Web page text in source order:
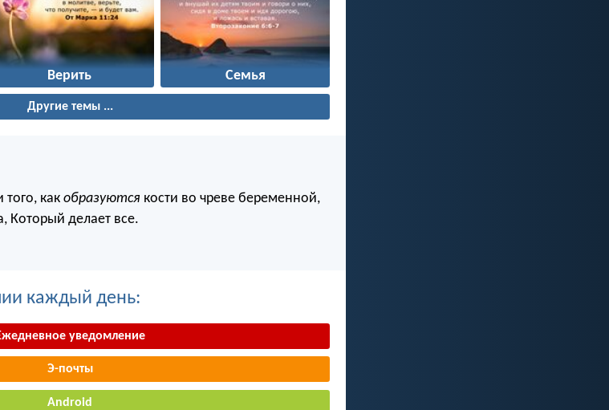
Верить Семья
Другие темы ...
того, как образуются кости во чреве беременной,
Который делает все.
каждый день:
уведомление
Э-почты
Android